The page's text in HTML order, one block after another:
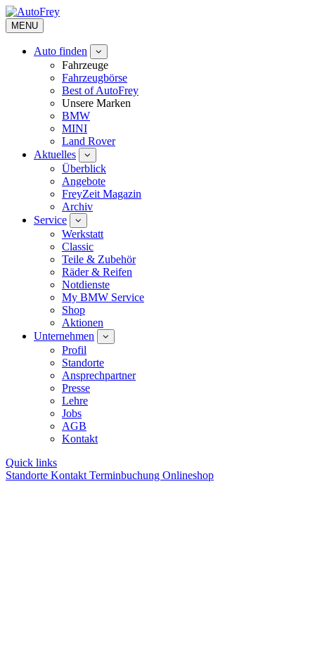
MENU
Auto finden
Fahrzeuge
Fahrzeugbörse
Best of AutoFrey
Unsere Marken
BMW
MINI
Land Rover
Aktuelles
Überblick
Angebote
FreyZeit Magazin
Archiv
Service
Werkstatt
Classic
Teile & Zubehör
Räder & Reifen
Notdienste
My BMW Service
Shop
Aktionen
Unternehmen
Profil
Standorte
Ansprechpartner
Presse
Lehre
Jobs
AGB
Kontakt
Quick links
Standorte Kontakt Terminbuchung Onlineshop